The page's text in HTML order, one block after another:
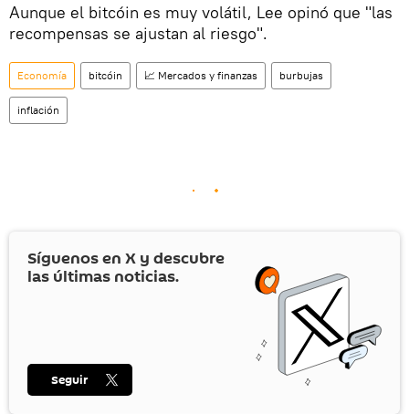
Aunque el bitcóin es muy volátil, Lee opinó que "las
recompensas se ajustan al riesgo".
Economía bitcóin 📈 Mercados y finanzas burbujas
inflación
Síguenos en X y descubre
las últimas noticias.
Seguir